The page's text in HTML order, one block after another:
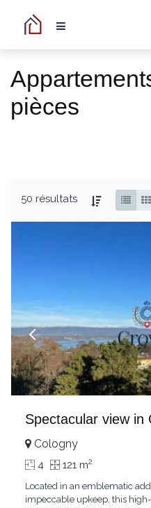
pièces
50 résultats
Spectacular view in
Cologny
4 121 m2
Located in an emblematic
impeccable upkeep, this